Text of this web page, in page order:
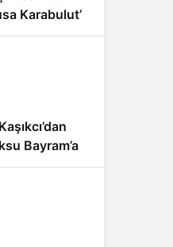
Karabulut’a
Bayram’a